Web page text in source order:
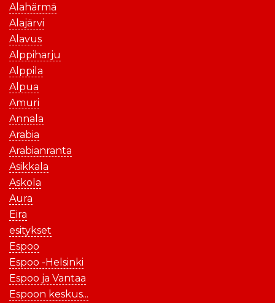
Alahärmä
Alajärvi
Alavus
Alppiharju
Alppila
Alpua
Amuri
Annala
Arabia
Arabianranta
Asikkala
Askola
Aura
Eira
esitykset
Espoo
Espoo -Helsinki
Espoo ja Vantaa
Espoon keskus...